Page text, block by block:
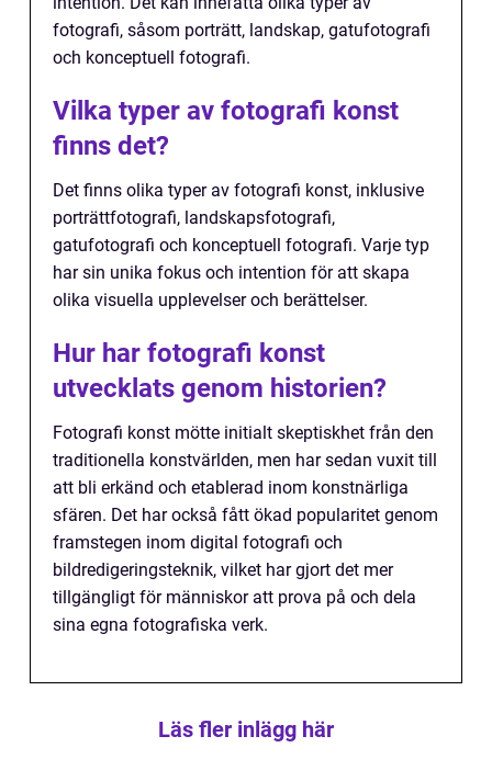
fotografi, såsom porträtt, landskap, gatufotografi
och konceptuell fotografi.
Vilka typer av fotografi konst
finns det?
Det finns olika typer av fotografi konst, inklusive
porträttfotografi, landskapsfotografi,
gatufotografi och konceptuell fotografi. Varje typ
har sin unika fokus och intention för att skapa
olika visuella upplevelser och berättelser.
Hur har fotografi konst
utvecklats genom historien?
Fotografi konst mötte initialt skeptiskhet från den
traditionella konstvärlden, men har sedan vuxit till
att bli erkänd och etablerad inom konstnärliga
sfären. Det har också fått ökad popularitet genom
framstegen inom digital fotografi och
bildredigeringsteknik, vilket har gjort det mer
tillgängligt för människor att prova på och dela
sina egna fotografiska verk.
Läs fler inlägg här